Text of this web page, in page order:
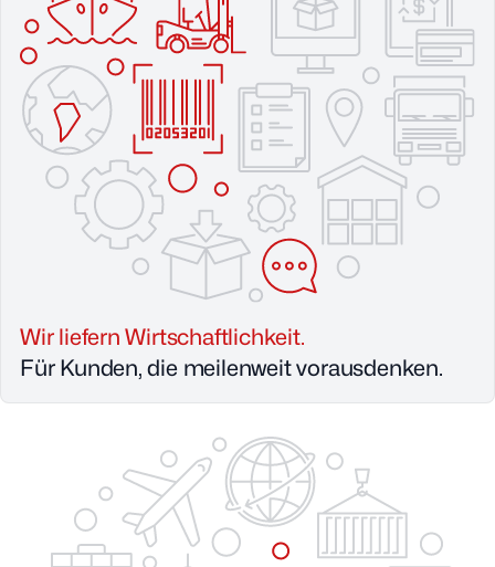
Wir liefern Wirtschaftlichkeit.
Für Kunden, die meilenweit vorausdenken.